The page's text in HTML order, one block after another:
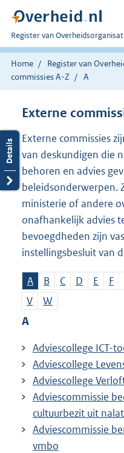
U
bent
nu
hier:
Register van
Home Register van
commissies A-Z
A
Externe
Externe commissies
van deskundigen die
behoren en advies
beleidsonderwerpen.
ministerie of andere
onafhankelijk advies
bevoegdheden zijn
instellingsbesluit van
A B C D E F
V
W
A
Adviescollege ICT-
Adviescollege
Adviescollege
Adviescommissie
cultuurbezit uit
Adviescommissie
vmbo